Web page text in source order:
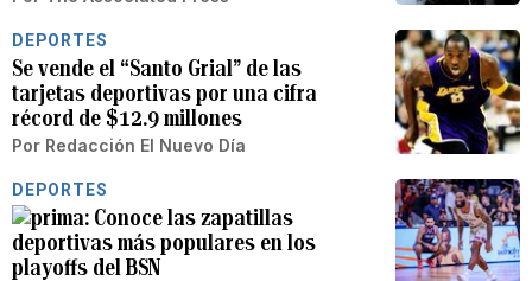
DEPORTES
Se vende el “Santo Grial” de las
tarjetas deportivas por una cifra
récord de $12.9 millones
Por Redacción El Nuevo Día
DEPORTES
Conoce las zapatillas
deportivas más populares en los
playoffs del BSN